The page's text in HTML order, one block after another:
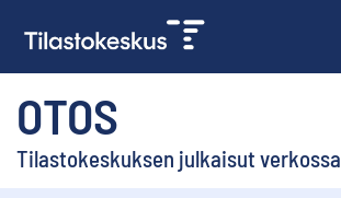
OTOS
Tilastokeskuksen julkaisut verkossa